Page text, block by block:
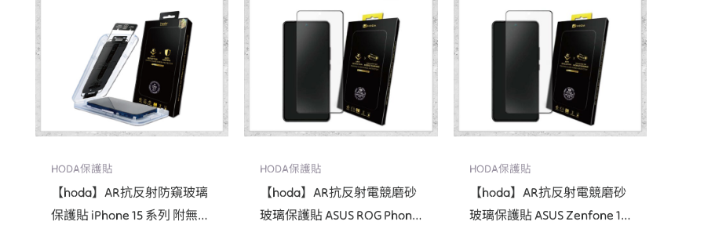
HODA保護貼
【hoda】AR抗反射防窺玻璃
保護貼 iPhone 15 系列 附無塵
HODA保護貼
【hoda】AR抗反射電競磨砂
玻璃保護貼 ASUS ROG Phone
HODA保護貼
【hoda】AR抗反射電競磨砂
玻璃保護貼 ASUS Zenfone 12